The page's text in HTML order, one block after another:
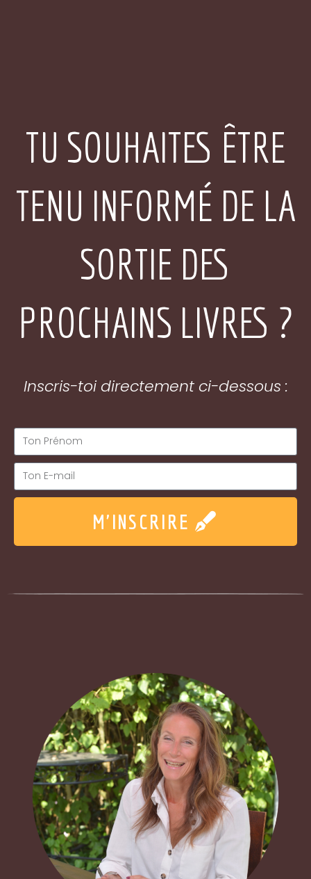
TU SOUHAITES ÊTRE
TENU INFORMÉ DE LA
SORTIE DES
PROCHAINS LIVRES ?
Inscris-toi directement ci-dessous :
M'INSCRIRE